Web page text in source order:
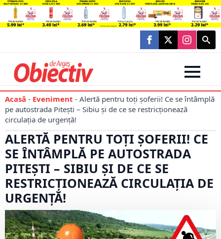
Search
for:
Acasă - Eveniment - Alertă pentru toți șoferii! Ce se întâmplă
pe autostrada Pitești – Sibiu și de ce se restricționează
circulația de urgență!
ALERTĂ PENTRU TOȚI ȘOFERII! CE
SE ÎNTÂMPLĂ PE AUTOSTRADA
PITEȘTI – SIBIU ȘI DE CE SE
RESTRICȚIONEAZĂ CIRCULAȚIA DE
URGENȚĂ!